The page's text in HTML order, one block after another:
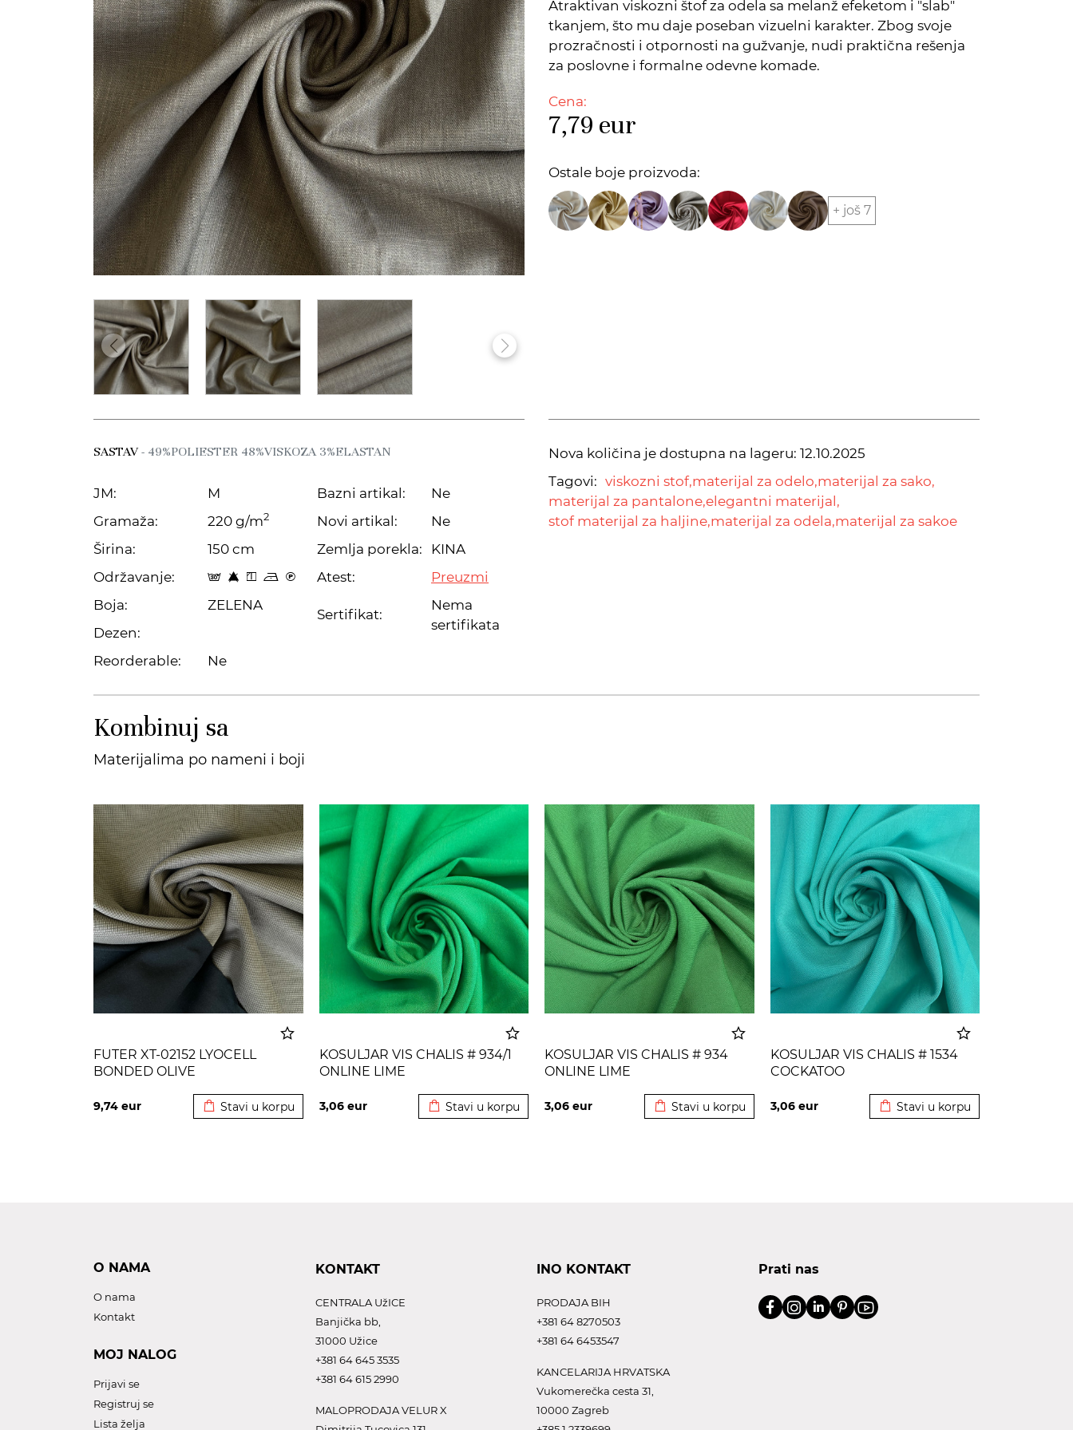
Atraktivan viskozni štof za odela sa melanž efeketom i "slab"
tkanjem, što mu daje poseban vizuelni karakter. Zbog svoje
prozračnosti i otpornosti na gužvanje, nudi praktična rešenja
za poslovne i formalne odevne komade.
Cena:
7,79 eur
Ostale boje proizvoda:
+ još 7
SASTAV- 49%POLIESTER 48%VISKOZA 3%ELASTAN
JM:
M
Gramaža:
220 g/m2
Širina:
150 cm
Održavanje:
s 8 y o C
Boja:
ZELENA
Dezen:
Reorderable:
Ne
Bazni artikal:
Ne
Novi artikal:
Ne
Zemlja porekla:
KINA
Atest:
Preuzmi
Sertifikat:
Nema
sertifikata
Nova količina je dostupna na lageru: 12.10.2025
Tagovi: viskozni stof,materijal za odelo,materijal za sako,
materijal za pantalone,elegantni materijal,
stof materijal za haljine,materijal za odela,materijal za sakoe
Kombinuj sa
Materijalima po nameni i boji
FUTER XT-02152 LYOCELL
BONDED OLIVE
9,74 eur Stavi u korpu
KOSULJAR VIS CHALIS # 934/1
ONLINE LIME
3,06 eur Stavi u korpu
KOSULJAR VIS CHALIS # 934
ONLINE LIME
3,06 eur Stavi u korpu
KOSULJAR VIS CHALIS # 1534
COCKATOO
3,06 eur Stavi u korpu
O NAMA
O nama
Kontakt
MOJ NALOG
Prijavi se
Registruj se
Lista želja
KONTAKT
CENTRALA UžICE
Banjička bb,
31000 Užice
+381 64 645 3535
+381 64 615 2990
MALOPRODAJA VELUR X
INO KONTAKT
PRODAJA BIH
+381 64 8270503
+381 64 6453547
KANCELARIJA HRVATSKA
Vukomerečka cesta 31,
10000 Zagreb
Prati nas